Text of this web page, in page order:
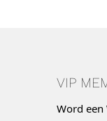
VIP
Word een